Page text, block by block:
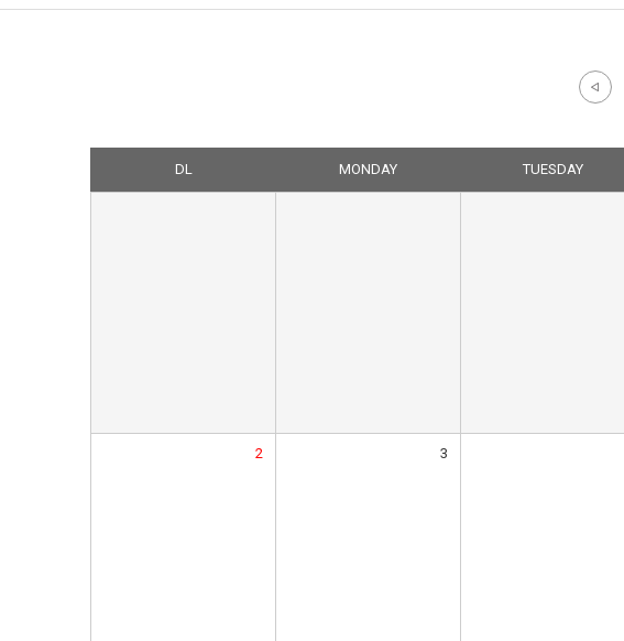
DL MONDAY TUESDAY
2 3